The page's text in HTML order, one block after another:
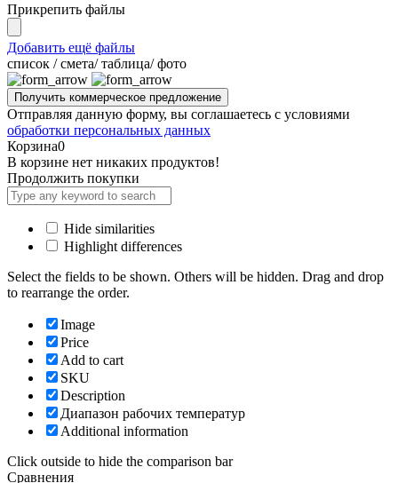
Прикрепить файлы
Добавить ещё файлы
cписок / смета/ таблица/ фото
Отправляя данную форму, вы соглашаетесь с условиями
обработки персональных данных
Корзина0
В корзине нет никаких продуктов!
Продолжить покупки
Hide similarities
Highlight differences
Select the fields to be shown. Others will be hidden. Drag and drop
to rearrange the order.
Image
Price
Add to cart
SKU
Description
Диапазон рабочих температур
Additional information
Click outside to hide the comparison bar
Сравнения